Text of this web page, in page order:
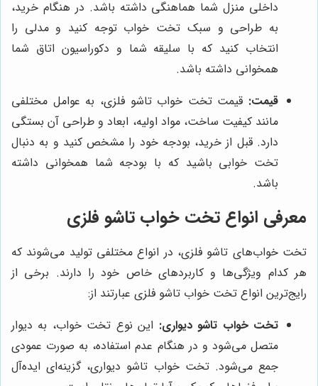
داخلی منزل شما هماهنگی داشته باشد. در هنگام خرید،
به طراحی و سبک تخت خواب توجه کنید و مدلی را
انتخاب کنید که با سلیقه شما و دکوراسیون اتاق شما
همخوانی داشته باشد.
قیمت: قیمت تخت خواب تاشو فلزی، به عوامل مختلفی
مانند کیفیت ساخت، مواد اولیه، ابعاد و طراحی آن بستگی
دارد. قبل از خرید، بودجه خود را مشخص کنید و به دنبال
تخت خوابی باشید که با بودجه شما همخوانی داشته
باشد.
معرفی انواع تخت خواب تاشو فلزی
تخت خواب‌های تاشو فلزی، در انواع مختلفی تولید می‌شوند که
هر کدام ویژگی‌ها و کاربردهای خاص خود را دارند. برخی از
رایج‌ترین انواع تخت خواب تاشو فلزی عبارتند از:
تخت خواب تاشو دیواری: این نوع تخت خواب، به دیوار
متصل می‌شود و در هنگام عدم استفاده، به صورت عمودی
جمع می‌شود. تخت خواب تاشو دیواری، گزینه‌ای ایده‌آل